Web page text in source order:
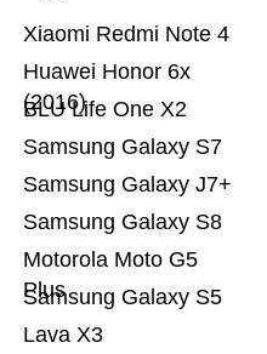
Lava X3
Samsung Galaxy S5
Motorola Moto G5
Plus
Samsung Galaxy S8
Samsung Galaxy J7+
Samsung Galaxy S7
BLU Life One X2
Huawei Honor 6x
(2016)
Xiaomi Redmi Note 4